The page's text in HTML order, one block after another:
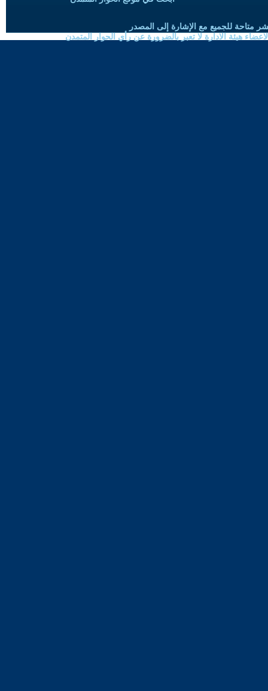
متاحة للجميع مع الإشارة إلى المصدر
هيئة الادارة لا تعبر بالضرورة عن رأي الحوار المتمدن